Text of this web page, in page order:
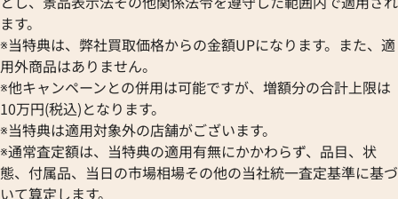
ます。
※当特典は、弊社買取価格からの金額UPになります。また、適
用外商品はありません。
※他キャンペーンとの併用は可能ですが、増額分の合計上限は
10万円(税込)となります。
※当特典は適用対象外の店舗がございます。
※通常査定額は、当特典の適用有無にかかわらず、品目、状
態、付属品、当日の市場相場その他の当社統一査定基準に基づ
いて算定します。